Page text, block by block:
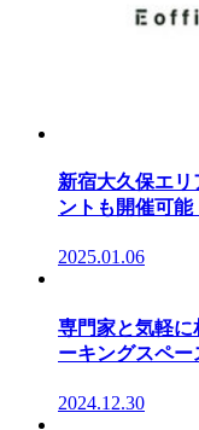
新宿大久保エ
ントも開催可能
2025.01.06
専門家と気軽に
ーキングスペー
2024.12.30